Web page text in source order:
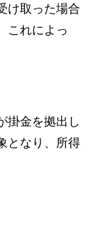
け取った場合
これによっ
掛金を拠出し
となり、所得